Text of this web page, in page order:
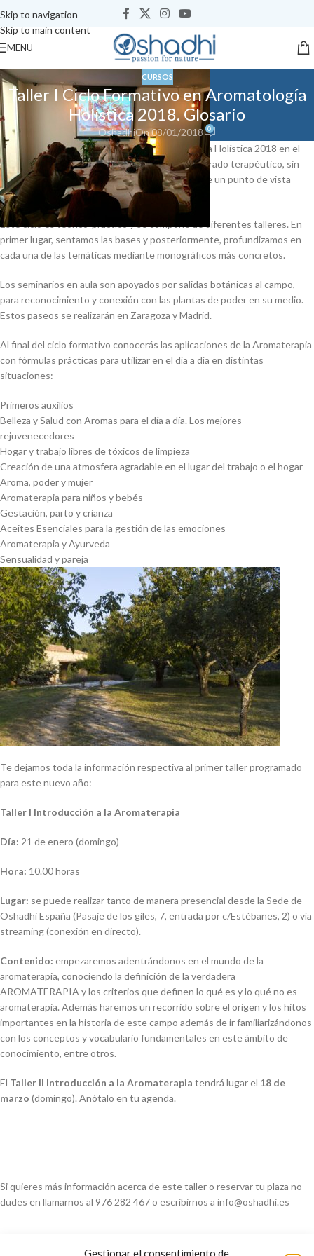
Gestionar el consentimiento de
Skip to navigation
Skip to main content
MENU
CURSOS
Taller I Ciclo Formativo en Aromatología
Holística 2018. Glosario
OshadhiOn 08/01/2018 0
Comenzamos con el nuevo ciclo en Aromatología Holística 2018 en el
que vamos a abordar la aromaterapia pura o de grado terapéutico, sin
olvidar que somos cuerpo-mente-espíritu, desde un punto de vista
científico y holístico.
Este ciclo es teórico-práctico y se compone de diferentes talleres. En
primer lugar, sentamos las bases y posteriormente, profundizamos en
cada una de las temáticas mediante monográficos más concretos.
Los seminarios en aula son apoyados por salidas botánicas al campo,
para reconocimiento y conexión con las plantas de poder en su medio.
Estos paseos se realizarán en Zaragoza y Madrid.
Al final del ciclo formativo conocerás las aplicaciones de la Aromaterapia
con fórmulas prácticas para utilizar en el día a día en distintas
situaciones:
Primeros auxilios
Belleza y Salud con Aromas para el día a día. Los mejores
rejuvenecedores
Hogar y trabajo libres de tóxicos de limpieza
Creación de una atmosfera agradable en el lugar del trabajo o el hogar
Aroma, poder y mujer
Aromaterapia para niños y bebés
Gestación, parto y crianza
Aceites Esenciales para la gestión de las emociones
Aromaterapia y Ayurveda
Sensualidad y pareja
Te dejamos toda la información respectiva al primer taller programado
para este nuevo año:
Taller I Introducción a la Aromaterapia
Día: 21 de enero (domingo)
Hora: 10.00 horas
Lugar: se puede realizar tanto de manera presencial desde la Sede de
Oshadhi España (Pasaje de los giles, 7, entrada por c/Estébanes, 2) o vía
streaming (conexión en directo).
Contenido: empezaremos adentrándonos en el mundo de la
aromaterapia, conociendo la definición de la verdadera
AROMATERAPIA y los criterios que definen lo qué es y lo qué no es
aromaterapia. Además haremos un recorrido sobre el origen y los hitos
importantes en la historia de este campo además de ir familiarizándonos
con los conceptos y vocabulario fundamentales en este ámbito de
conocimiento, entre otros.
El Taller II Introducción a la Aromaterapia tendrá lugar el 18 de
marzo (domingo). Anótalo en tu agenda.
Si quieres más información acerca de este taller o reservar tu plaza no
dudes en llamarnos al 976 282 467 o escribirnos a info@oshadhi.es